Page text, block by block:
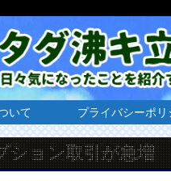
いて プライバシーポリ
が急増